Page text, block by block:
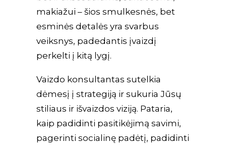
makiažui – šios smulkesnės, bet
esminės detalės yra svarbus
veiksnys, padedantis įvaizdį
perkelti į kitą lygį.
Vaizdo konsultantas sutelkia
dėmesį į strategiją ir sukuria Jūsų
stiliaus ir išvaizdos viziją. Pataria,
kaip padidinti pasitikėjimą savimi,
pagerinti socialinę padėtį, padidinti